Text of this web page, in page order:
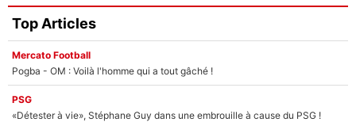
Top Articles
Mercato Football
Pogba - OM : Voilà l'homme qui a tout gâché !
PSG
«Détester à vie», Stéphane Guy dans une embrouille à cause du PSG !